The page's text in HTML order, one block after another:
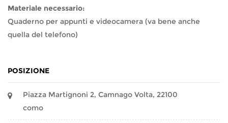
Materiale necessario:
Quaderno per appunti e videocamera (va bene anche
quella del telefono)
POSIZIONE
Piazza Martignoni 2, Camnago Volta, 22100
como